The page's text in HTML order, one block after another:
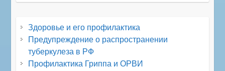
Здоровье и его профилактика
Предупреждение о распространении
туберкулеза в РФ
Профилактика Гриппа и ОРВИ